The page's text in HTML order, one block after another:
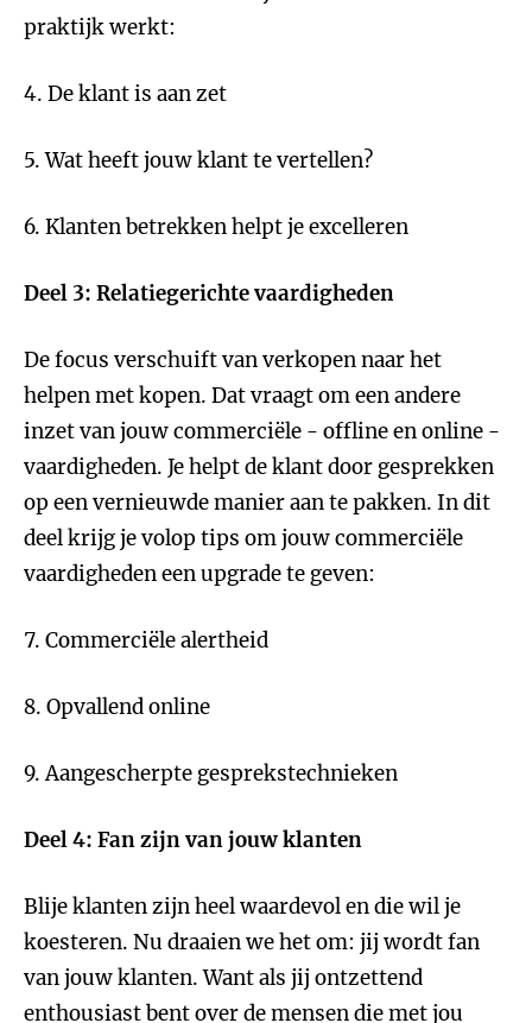
praktijk werkt:
4. De klant is aan zet
5. Wat heeft jouw klant te vertellen?
6. Klanten betrekken helpt je excelleren
Deel 3: Relatiegerichte vaardigheden
De focus verschuift van verkopen naar het
helpen met kopen. Dat vraagt om een andere
inzet van jouw commerciële - offline en online -
vaardigheden. Je helpt de klant door gesprekken
op een vernieuwde manier aan te pakken. In dit
deel krijg je volop tips om jouw commerciële
vaardigheden een upgrade te geven:
7. Commerciële alertheid
8. Opvallend online
9. Aangescherpte gesprekstechnieken
Deel 4: Fan zijn van jouw klanten
Blije klanten zijn heel waardevol en die wil je
koesteren. Nu draaien we het om: jij wordt fan
van jouw klanten. Want als jij ontzettend
enthousiast bent over de mensen die met jou